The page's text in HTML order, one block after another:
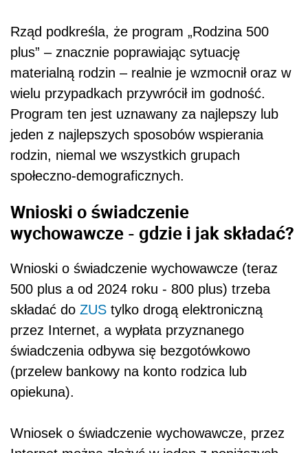
Rząd podkreśla, że program „Rodzina 500
plus” – znacznie poprawiając sytuację
materialną rodzin – realnie je wzmocnił oraz w
wielu przypadkach przywrócił im godność.
Program ten jest uznawany za najlepszy lub
jeden z najlepszych sposobów wspierania
rodzin, niemal we wszystkich grupach
społeczno-demograficznych.
Wnioski o świadczenie
wychowawcze - gdzie i jak składać?
Wnioski o świadczenie wychowawcze (teraz
500 plus a od 2024 roku - 800 plus) trzeba
składać do ZUS tylko drogą elektroniczną
przez Internet, a wypłata przyznanego
świadczenia odbywa się bezgotówkowo
(przelew bankowy na konto rodzica lub
opiekuna).
Wniosek o świadczenie wychowawcze, przez